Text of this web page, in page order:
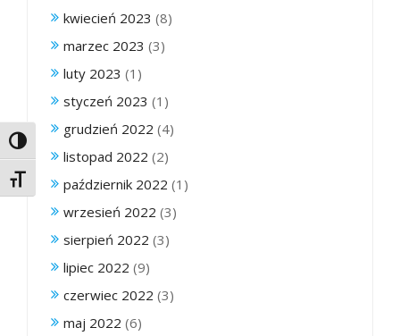
Toggle High Contrast
Toggle Font size
kwiecień 2023 (8)
marzec 2023 (3)
luty 2023 (1)
styczeń 2023 (1)
grudzień 2022 (4)
listopad 2022 (2)
październik 2022 (1)
wrzesień 2022 (3)
sierpień 2022 (3)
lipiec 2022 (9)
czerwiec 2022 (3)
maj 2022 (6)